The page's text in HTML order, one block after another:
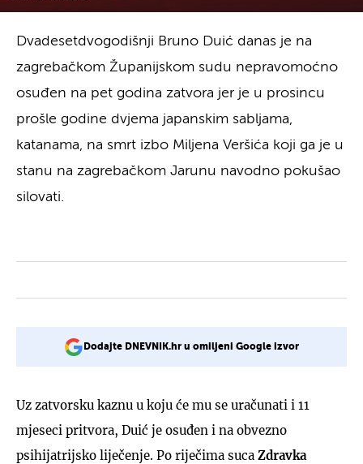
Dvadesetdvogodišnji Bruno Duić danas je na
zagrebačkom Županijskom sudu nepravomoćno
osuđen na pet godina zatvora jer je u prosincu
prošle godine dvjema japanskim sabljama,
katanama, na smrt izbo Miljena Veršića koji ga je u
stanu na zagrebačkom Jarunu navodno pokušao
silovati.
Dodajte DNEVNIK.hr u omiljeni Google izvor
Uz zatvorsku kaznu u koju će mu se uračunati i 11
mjeseci pritvora, Duić je osuđen i na obvezno
psihijatrijsko liječenje. Po riječima suca Zdravka